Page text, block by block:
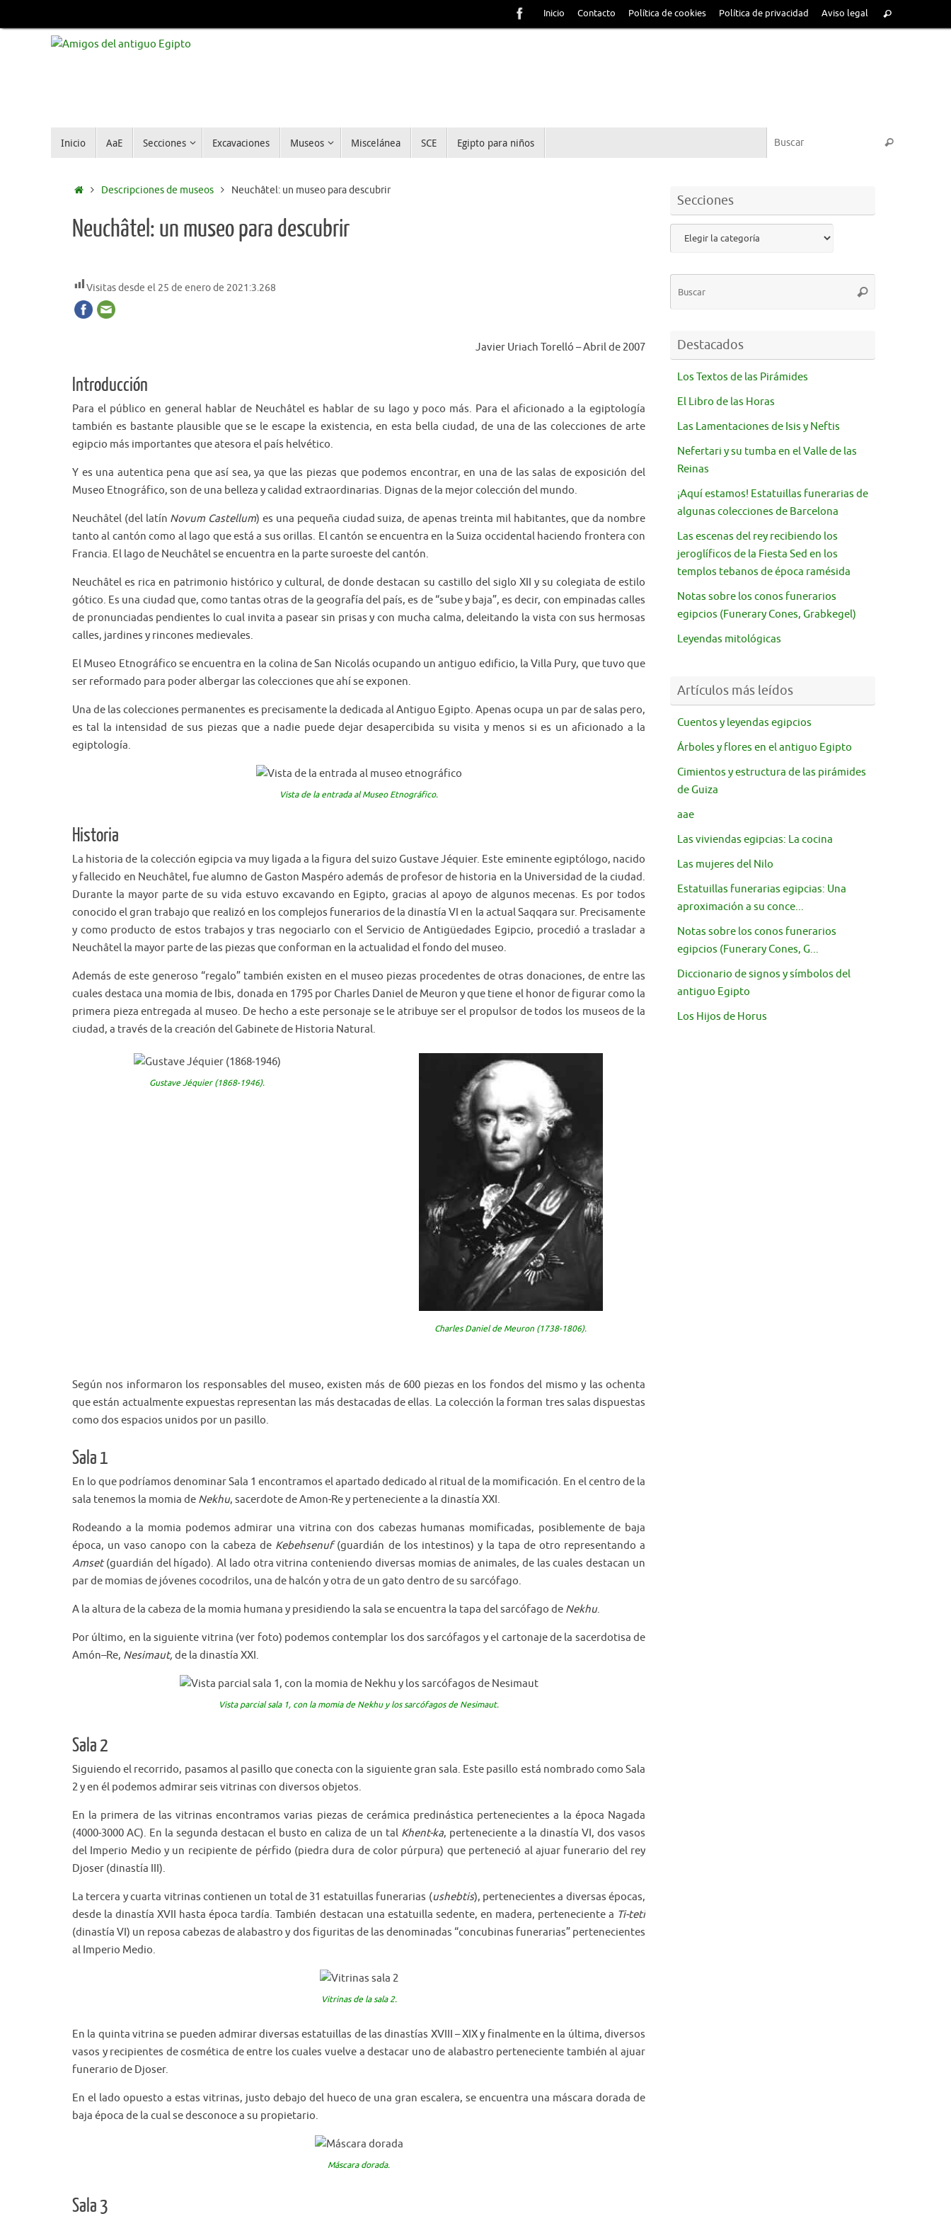
Inicio Contacto Política de cookies Política de privacidad Aviso legal
Inicio AaE Secciones Excavaciones Museos Miscelánea SCE Egipto para niños
Descripciones de museos Neuchâtel: un museo para descubrir
Neuchâtel: un museo para descubrir
Visitas desde el 25 de enero de 2021:3.268
Javier Uriach Torelló – Abril de 2007
Introducción
Para el público en general hablar de Neuchâtel es hablar de su lago y poco más. Para el aficionado a la egiptología
también es bastante plausible que se le escape la existencia, en esta bella ciudad, de una de las colecciones de arte
egipcio más importantes que atesora el país helvético.
Y es una autentica pena que así sea, ya que las piezas que podemos encontrar, en una de las salas de exposición del
Museo Etnográfico, son de una belleza y calidad extraordinarias. Dignas de la mejor colección del mundo.
Neuchâtel (del latín Novum Castellum) es una pequeña ciudad suiza, de apenas treinta mil habitantes, que da nombre
tanto al cantón como al lago que está a sus orillas. El cantón se encuentra en la Suiza occidental haciendo frontera con
Francia. El lago de Neuchâtel se encuentra en la parte suroeste del cantón.
Neuchâtel es rica en patrimonio histórico y cultural, de donde destacan su castillo del siglo XII y su colegiata de estilo
gótico. Es una ciudad que, como tantas otras de la geografía del país, es de “sube y baja”, es decir, con empinadas calles
de pronunciadas pendientes lo cual invita a pasear sin prisas y con mucha calma, deleitando la vista con sus hermosas
calles, jardines y rincones medievales.
El Museo Etnográfico se encuentra en la colina de San Nicolás ocupando un antiguo edificio, la Villa Pury, que tuvo que
ser reformado para poder albergar las colecciones que ahí se exponen.
Una de las colecciones permanentes es precisamente la dedicada al Antiguo Egipto. Apenas ocupa un par de salas pero,
es tal la intensidad de sus piezas que a nadie puede dejar desapercibida su visita y menos si es un aficionado a la
egiptología.
Vista de la entrada al Museo Etnográfico.
Historia
La historia de la colección egipcia va muy ligada a la figura del suizo Gustave Jéquier. Este eminente egiptólogo, nacido
y fallecido en Neuchâtel, fue alumno de Gaston Maspéro además de profesor de historia en la Universidad de la ciudad.
Durante la mayor parte de su vida estuvo excavando en Egipto, gracias al apoyo de algunos mecenas. Es por todos
conocido el gran trabajo que realizó en los complejos funerarios de la dinastía VI en la actual Saqqara sur. Precisamente
y como producto de estos trabajos y tras negociarlo con el Servicio de Antigüedades Egipcio, procedió a trasladar a
Neuchâtel la mayor parte de las piezas que conforman en la actualidad el fondo del museo.
Además de este generoso “regalo” también existen en el museo piezas procedentes de otras donaciones, de entre las
cuales destaca una momia de Ibis, donada en 1795 por Charles Daniel de Meuron y que tiene el honor de figurar como la
primera pieza entregada al museo. De hecho a este personaje se le atribuye ser el propulsor de todos los museos de la
ciudad, a través de la creación del Gabinete de Historia Natural.
Gustave Jéquier (1868-1946).
Charles Daniel de Meuron (1738-1806).
Según nos informaron los responsables del museo, existen más de 600 piezas en los fondos del mismo y las ochenta
que están actualmente expuestas representan las más destacadas de ellas. La colección la forman tres salas dispuestas
como dos espacios unidos por un pasillo.
Sala 1
En lo que podríamos denominar Sala 1 encontramos el apartado dedicado al ritual de la momificación. En el centro de la
sala tenemos la momia de Nekhu, sacerdote de Amon-Re y perteneciente a la dinastía XXI.
Rodeando a la momia podemos admirar una vitrina con dos cabezas humanas momificadas, posiblemente de baja
época, un vaso canopo con la cabeza de Kebehsenuf(guardián de los intestinos) y la tapa de otro representando a
Amset(guardián del hígado). Al lado otra vitrina conteniendo diversas momias de animales, de las cuales destacan un
par de momias de jóvenes cocodrilos, una de halcón y otra de un gato dentro de su sarcófago.
A la altura de la cabeza de la momia humana y presidiendo la sala se encuentra la tapa del sarcófago de Nekhu.
Por último, en la siguiente vitrina (ver foto) podemos contemplar los dos sarcófagos y el cartonaje de la sacerdotisa de
Amón–Re, Nesimaut, de la dinastía XXI.
Vista parcial sala 1, con la momia de Nekhu y los sarcófagos de Nesimaut.
Sala 2
Siguiendo el recorrido, pasamos al pasillo que conecta con la siguiente gran sala. Este pasillo está nombrado como Sala
2 y en él podemos admirar seis vitrinas con diversos objetos.
En la primera de las vitrinas encontramos varias piezas de cerámica predinástica pertenecientes a la época Nagada
(4000-3000 AC). En la segunda destacan el busto en caliza de un tal Khent-ka, perteneciente a la dinastía VI, dos vasos
del Imperio Medio y un recipiente de pérfido (piedra dura de color púrpura) que perteneció al ajuar funerario del rey
Djoser (dinastía III).
La tercera y cuarta vitrinas contienen un total de 31 estatuillas funerarias (ushebtis), pertenecientes a diversas épocas,
desde la dinastía XVII hasta época tardía. También destacan una estatuilla sedente, en madera, perteneciente a Ti-teti
(dinastía VI) un reposa cabezas de alabastro y dos figuritas de las denominadas “concubinas funerarias” pertenecientes
al Imperio Medio.
Vitrinas de la sala 2.
En la quinta vitrina se pueden admirar diversas estatuillas de las dinastías XVIII – XIX y finalmente en la última, diversos
vasos y recipientes de cosmética de entre los cuales vuelve a destacar uno de alabastro perteneciente también al ajuar
funerario de Djoser.
En el lado opuesto a estas vitrinas, justo debajo del hueco de una gran escalera, se encuentra una máscara dorada de
baja época de la cual se desconoce a su propietario.
Máscara dorada.
Sala 3
Secciones
Destacados
Los Textos de las Pirámides
El Libro de las Horas
Las Lamentaciones de Isis y Neftis
Nefertari y su tumba en el Valle de las
Reinas
¡Aquí estamos! Estatuillas funerarias de
algunas colecciones de Barcelona
Las escenas del rey recibiendo los
jeroglíficos de la Fiesta Sed en los
templos tebanos de época ramésida
Notas sobre los conos funerarios
egipcios (Funerary Cones, Grabkegel)
Leyendas mitológicas
Artículos más leídos
Cuentos y leyendas egipcios
Árboles y flores en el antiguo Egipto
Cimientos y estructura de las pirámides
de Guiza
aae
Las viviendas egipcias: La cocina
Las mujeres del Nilo
Estatuillas funerarias egipcias: Una
aproximación a su conce...
Notas sobre los conos funerarios
egipcios (Funerary Cones, G...
Diccionario de signos y símbolos del
antiguo Egipto
Los Hijos de Horus